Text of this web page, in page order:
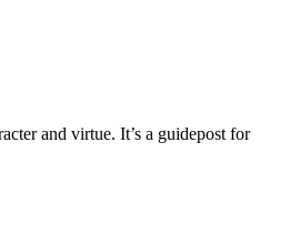
and virtue. It’s a guidepost for